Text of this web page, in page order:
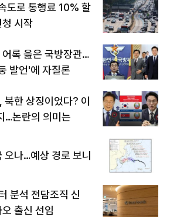
도로 통행료 10% 할
시작
어록 읊은 국방장관…
발언'에 자질론
북한 상징이었다? 이
…논란의 의미는
오나…예상 경로 보니
분석 전담조직 신
출신 선임